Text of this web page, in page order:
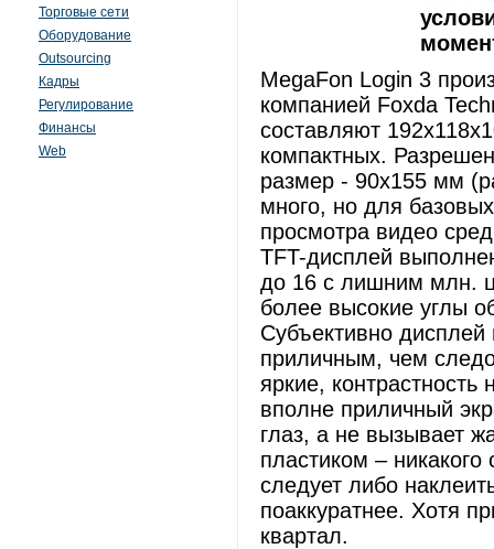
Торговые сети
Оборудование
Outsourcing
Кадры
Регулирование
Финансы
Web
MegaFon Login 3
компанией Foxda
составляют
компактных.
размер - 90x155 мм
много, но для
просмотра видео
TFT-дисплей
до 16 с лишним млн.
более высокие углы
Субъективно дисплей
приличным, чем
яркие,
вполне приличный
глаз, а не вызывает
пластиком –
следует либо
поаккуратнее. Хотя
квартал.